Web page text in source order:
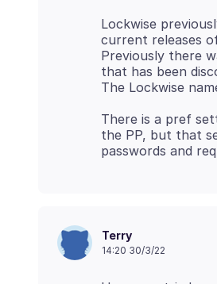
Lockwise
current releases
Previously there
that has been
There is a pref
the PP, but that
Terry
14:20 30/3/22